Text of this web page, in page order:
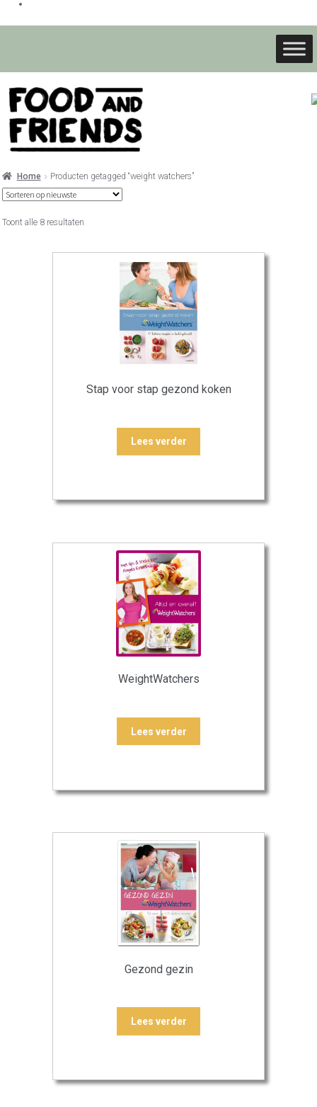
Ga
door
naar
Ga
naar
de
Home Producten getagged “weight watchers”
Toont alle 8 resultaten
Stap voor stap gezond koken
Lees verder
WeightWatchers
Lees verder
Gezond gezin
Lees verder